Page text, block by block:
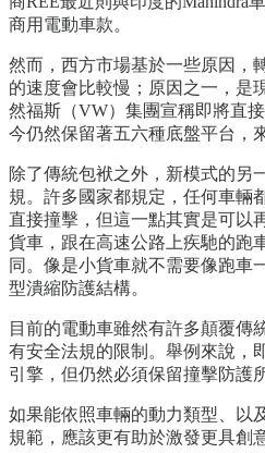
商用電動車款。
然而，西方市場基於一些原因，
的速度會比較慢；原因之一，是
然福斯（VW）集團宣稱即將直
今仍然保留著五六種底盤平台，
除了傳統包袱之外，新模式的另
規。許多國家都規定，任何車輛
直接撞擊，但這一點其實是可以
貨車，跟在高速公路上疾馳的跑
同。像是小貨車就不需要像跑車
型潰縮防護結構。
目前的電動車雖然有許多顛覆傳
有安全法規的限制。舉例來說，
引擎，但仍然必須保留撞擊防護
如果能依照車輛的動力類型、以
規範，應該更有助於激發更具創